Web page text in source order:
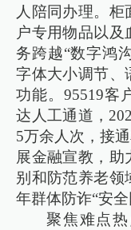
人陪同办理。
户专用物品以
务跨越“数字鸿
字体大小调节、
功能。95519客
达人工通道，
5万余人次，接
展金融宣教，助
别和防范养老领
年群体防诈“安全
聚焦难点